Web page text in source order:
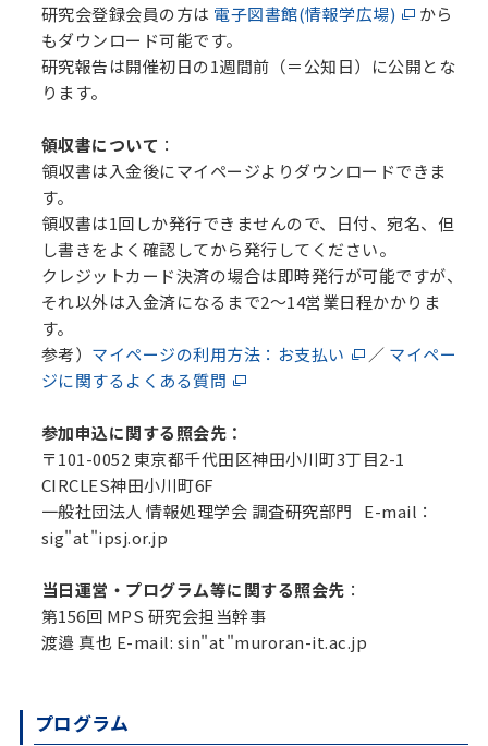
研究会登録会員の方は 電子図書館(情報学広場)
から
もダウンロード可能です。
研究報告は開催初日の1週間前（＝公知日）に公開とな
ります。
領収書について ：
領収書は入金後にマイページよりダウンロードできま
す。
領収書は1回しか発行できませんので、日付、宛名、但
し書きをよく確認してから発行してください。
クレジットカード決済の場合は即時発行が可能ですが、
それ以外は入金済になるまで2～14営業日程かかりま
す。
参考） マイページの利用方法：お支払い ／ マイペー
ジに関するよくある質問
参加申込に関する照会先：
〒101-0052 東京都千代田区神田小川町3丁目2-1
CIRCLES神田小川町6F
一般社団法人 情報処理学会 調査研究部門 E-mail：
sig"at"ipsj.or.jp
当日運営・プログラム等に関する照会先 ：
第156回 MPS 研究会担当幹事
渡邉 真也 E-mail: sin"at"muroran-it.ac.jp
プログラム